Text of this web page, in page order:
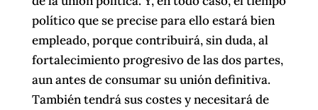
político que se precise para ello estará bien
empleado, porque contribuirá, sin duda, al
fortalecimiento progresivo de las dos partes,
aun antes de consumar su unión definitiva.
También tendrá sus costes y necesitará de